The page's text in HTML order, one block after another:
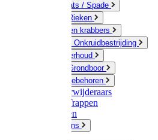
Schop / Bats / Spade
Vorken & Rieken
Cultivator en krabbers
Schoffels / Onkruidbestrijding
Gazononderhoud
Hamers / Grondboor
Sledes / toebehoren
Onkruidverwijderaars
Ladders / Trappen
Werkbanken
Betonmolens